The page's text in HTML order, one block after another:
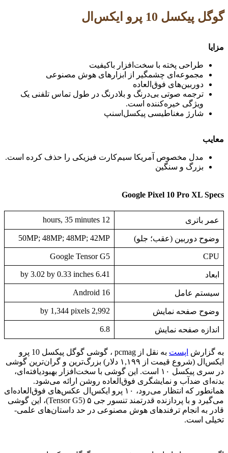
گوگل پیکسل 10 پرو ایکس‌ال
مزایا
طراحی پخته با سخت‌افزار باکیفیت
مجموعه‌ای چشمگیر از ابزارهای هوش مصنوعی
دوربین‌های فوق‌العاده
ترجمه صوتی بی‌درنگ و بلادرنگ در طول تماس تلفنی یک
ویژگی خیره‌کننده است.
شارژ مغناطیسی پیکسل‌اسنپ
معایب
مدل مخصوص آمریکا سیم‌کارت فیزیکی را حذف کرده است.
بزرگ و سنگین
Google Pixel 10 Pro XL Specs
عمر باتری 12 hours, 35 minutes
وضوح دوربین (عقب؛ جلو) 50MP; 48MP; 48MP; 42MP
CPU
Google Tensor G5
ابعاد 6.41 by 3.02 by 0.33 inches
سیستم عامل Android 16
وضوح صفحه نمایش 2,992 by 1,344 pixels
اندازه صفحه نمایش 6.8
به گزارش اپست
به نقل از pcmag ، گوشی گوگل پیکسل 10 پرو
ایکس‌ال (شروع قیمت از ۱,۱۹۹ دلار) بزرگ‌ترین و گران‌ترین گوشی
در سری پیکسل ۱۰ است. این گوشی با سخت‌افزار بهبودیافته‌ای،
بدنه‌ای ضدآب و نمایشگری فوق‌العاده روشن ارائه می‌شود.
همانطور که انتظار می‌رود، ۱۰ پرو ایکس‌ال عکس‌های فوق‌العاده‌ای
می‌گیرد و با پردازنده قدرتمند تنسور جی ۵ (Tensor G5)، این گوشی
قادر به انجام ترفندهای هوش مصنوعی در حد داستان‌های علمی-
تخیلی است.